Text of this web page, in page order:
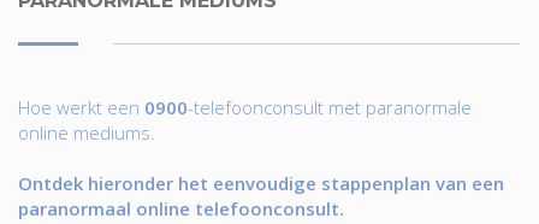
Hoe werkt een 0900-telefoonconsult met paranormale
online mediums.
Ontdek hieronder het eenvoudige stappenplan van een
paranormaal online telefoonconsult.